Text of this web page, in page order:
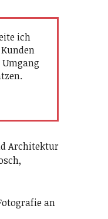
ich
Architektur
an